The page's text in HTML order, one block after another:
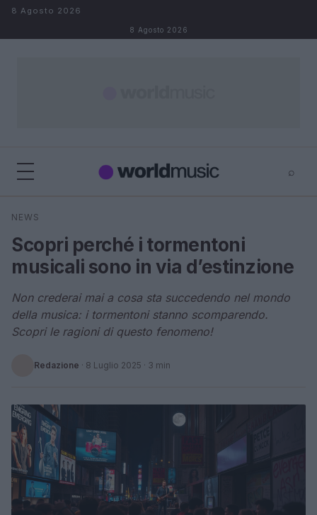
Salta al contenuto
8 Agosto 2026
8 Agosto 2026
⌕
Cerca
NEWS
Scopri perché i tormentoni
musicali sono in via d’estinzione
Non crederai mai a cosa sta succedendo nel mondo
della musica: i tormentoni stanno scomparendo.
Scopri le ragioni di questo fenomeno!
Redazione · 8 Luglio 2025 · 3 min